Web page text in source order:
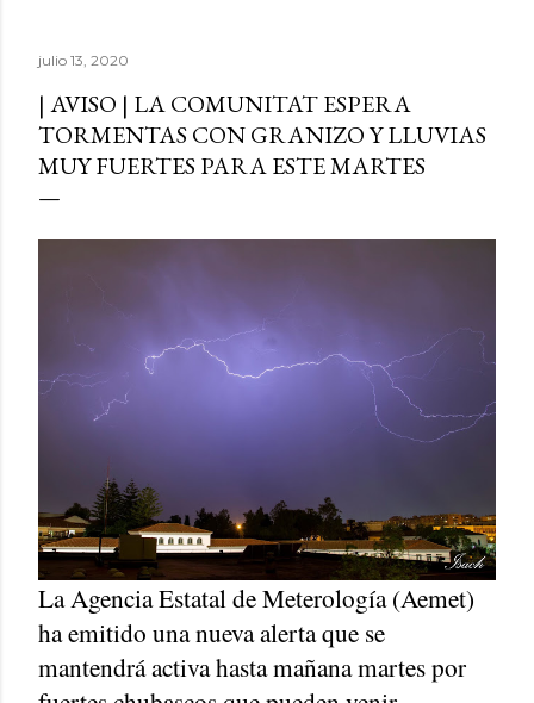
julio 13, 2020
| AVISO | LA COMUNITAT ESPERA
TORMENTAS CON GRANIZO Y LLUVIAS
MUY FUERTES PARA ESTE MARTES
La Agencia Estatal de Meterología (Aemet)
ha emitido una nueva alerta que se
mantendrá activa hasta mañana martes por